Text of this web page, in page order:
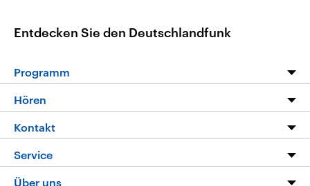
Entdecken Sie den Deutschlandfunk
Programm
Programm
Die Nachrichten
Nachrichtenleicht
Hören
Livestream
Podcasts
Kontakt
Hörerservice
Service
FAQ
Über uns